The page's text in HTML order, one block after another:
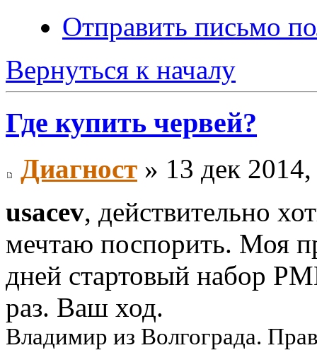
Отправить письмо
Вернуться к началу
Где купить червей?
Диагност » 13 дек
usacev, действительно
мечтаю поспорить. Моя
дней стартовый набор
раз. Ваш ход.
Владимир из Волгограда.